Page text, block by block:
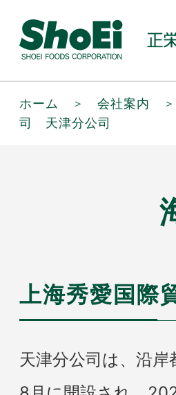
ホーム ＞ 会社案内 ＞
司 天津分公司
上海秀愛国際
天津分公司は、沿